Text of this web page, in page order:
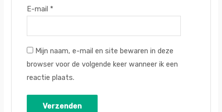
E-mail *
Mijn naam, e-mail en site bewaren in deze
browser voor de volgende keer wanneer ik een
reactie plaats.